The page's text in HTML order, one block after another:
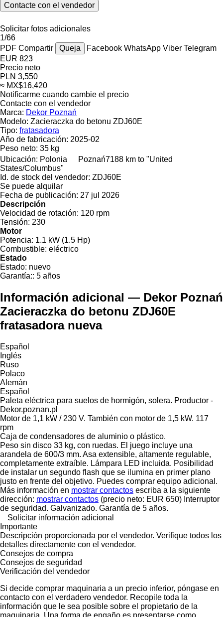
Contacte con el vendedor
Solicitar fotos adicionales
1/66
PDF Compartir Queja Facebook WhatsApp Viber Telegram
EUR 823
Precio neto
PLN 3,550
≈ MX$16,420
Notificarme cuando cambie el precio
Contacte con el vendedor
Marca: Dekor Poznań
Modelo: Zacieraczka do betonu ZDJ60E
Tipo: fratasadora
Año de fabricación: 2025-02
Peso neto: 35 kg
Ubicación: Polonia Poznań7188 km to "United
States/Columbus"
Id. de stock del vendedor: ZDJ60E
Se puede alquilar
Fecha de publicación: 27 jul 2026
Descripción
Velocidad de rotación: 120 rpm
Tensión: 230
Motor
Potencia: 1.1 kW (1.5 Hp)
Combustible: eléctrico
Estado
Estado: nuevo
Garantía:: 5 años
Información adicional — Dekor Poznań
Zacieraczka do betonu ZDJ60E
fratasadora nueva
Español
Inglés
Ruso
Polaco
Alemán
Español
Paleta eléctrica para suelos de hormigón, solera. Productor -
Dekor.poznan.pl
Motor de 1,1 kW / 230 V. También con motor de 1,5 kW. 117
rpm
Caja de condensadores de aluminio o plástico.
Peso sin disco 33 kg, con ruedas. El juego incluye una
arandela de 600/3 mm. Asa extensible, altamente regulable,
completamente extraíble. Lámpara LED incluida. Posibilidad
de instalar un segundo flash que se ilumina en primer plano
justo en frente del objetivo. Puedes comprar equipo adicional.
Más información en mostrar contactos escriba a la siguiente
dirección: mostrar contactos (precio neto: EUR 650) Interruptor
de seguridad. Galvanizado. Garantía de 5 años.
Solicitar información adicional
Importante
Descripción proporcionada por el vendedor. Verifique todos los
detalles directamente con el vendedor.
Consejos de compra
Consejos de seguridad
Verificación del vendedor
Si decide comprar maquinaria a un precio inferior, póngase en
contacto con el verdadero vendedor. Recopile toda la
información que le sea posible sobre el propietario de la
maquinaria. Una forma de engaño es presentarse como